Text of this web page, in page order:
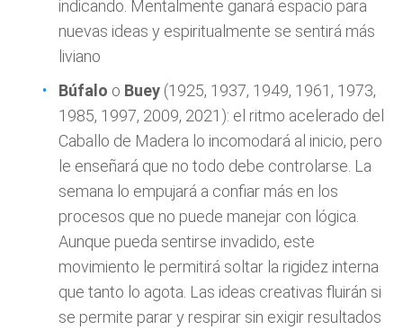
indicando. Mentalmente ganará espacio para
nuevas ideas y espiritualmente se sentirá más
liviano
Búfalo o Buey (1925, 1937, 1949, 1961, 1973,
1985, 1997, 2009, 2021): el ritmo acelerado del
Caballo de Madera lo incomodará al inicio, pero
le enseñará que no todo debe controlarse. La
semana lo empujará a confiar más en los
procesos que no puede manejar con lógica.
Aunque pueda sentirse invadido, este
movimiento le permitirá soltar la rigidez interna
que tanto lo agota. Las ideas creativas fluirán si
se permite parar y respirar sin exigir resultados